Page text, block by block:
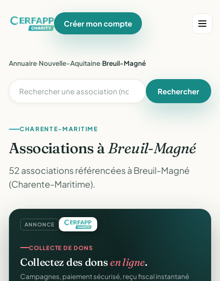
Créer mon compte
Annuaire›Nouvelle-Aquitaine›Breuil-Magné
Rechercher
CHARENTE-MARITIME
Associations àBreuil-Magné
52 associations référencées à Breuil-Magné
(Charente-Maritime).
ANNONCE
COLLECTE DE DONS
Collectez des donsen ligne.
Campagnes, paiement sécurisé, reçu fiscal instantané